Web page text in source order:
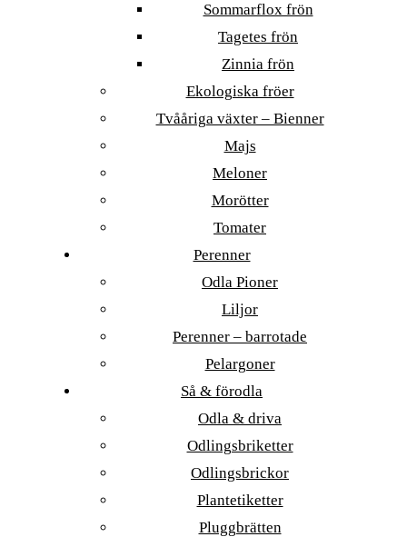
Sommarflox frön
Tagetes frön
Zinnia frön
Ekologiska fröer
Tvååriga växter – Bienner
Majs
Meloner
Morötter
Tomater
Perenner
Odla Pioner
Liljor
Perenner – barrotade
Pelargoner
Så & förodla
Odla & driva
Odlingsbriketter
Odlingsbrickor
Plantetiketter
Pluggbrätten